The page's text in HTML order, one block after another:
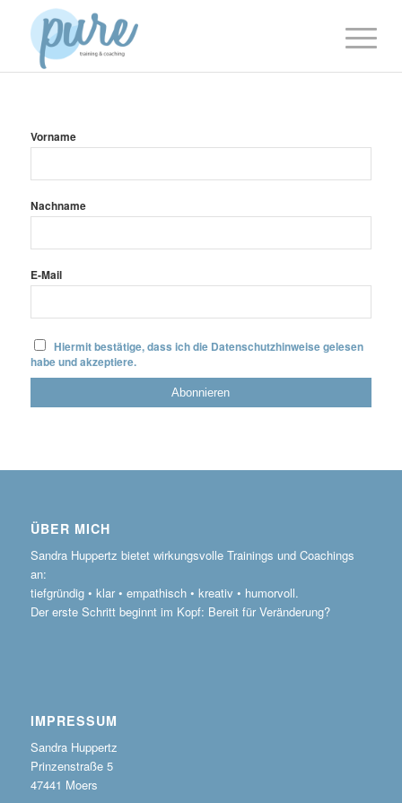
Vorname
Nachname
E-Mail
Hiermit bestätige, dass ich die Datenschutzhinweise gelesen
habe und akzeptiere.
ÜBER MICH
Sandra Huppertz bietet wirkungsvolle Trainings und Coachings
an:
tiefgründig • klar • empathisch • kreativ • humorvoll.
Der erste Schritt beginnt im Kopf: Bereit für Veränderung?
IMPRESSUM
Sandra Huppertz
Prinzenstraße 5
47441 Moers